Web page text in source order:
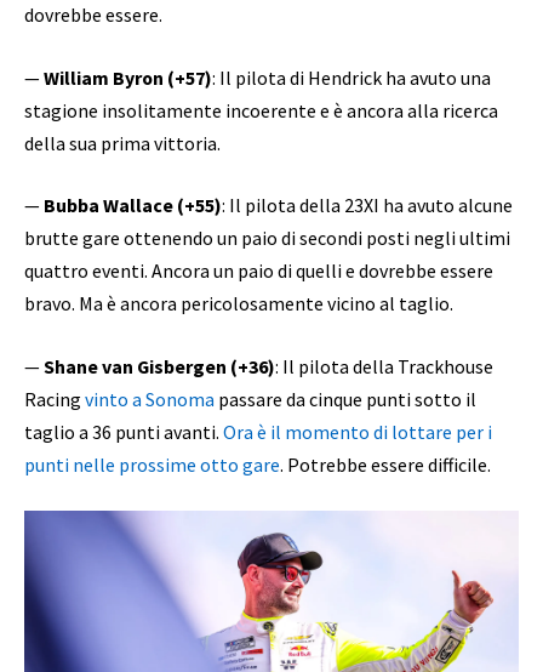
dovrebbe essere.
— William Byron (+57): Il pilota di Hendrick ha avuto una
stagione insolitamente incoerente e è ancora alla ricerca
della sua prima vittoria.
— Bubba Wallace (+55): Il pilota della 23XI ha avuto alcune
brutte gare ottenendo un paio di secondi posti negli ultimi
quattro eventi. Ancora un paio di quelli e dovrebbe essere
bravo. Ma è ancora pericolosamente vicino al taglio.
— Shane van Gisbergen (+36): Il pilota della Trackhouse
Racing vinto a Sonoma passare da cinque punti sotto il
taglio a 36 punti avanti. Ora è il momento di lottare per i
punti nelle prossime otto gare. Potrebbe essere difficile.